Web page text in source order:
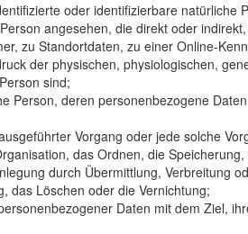
oder identifizierbare natürliche
angesehen, die direkt oder
zu Standortdaten, zu einer Online-
der physischen, physiologischen,
sind;
Person, deren personenbezogene
Vorgang oder jede solche
das Ordnen, die
durch Übermittlung, Verbreitung
das Löschen oder die Vernichtung;
Daten mit dem Ziel,